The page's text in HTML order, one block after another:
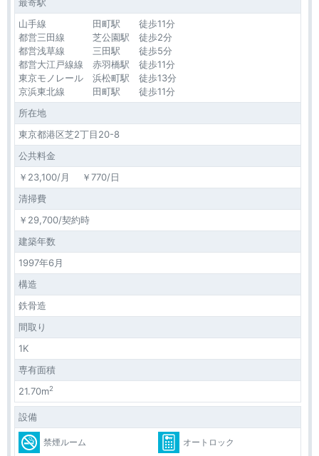
山手線 田町駅 徒歩11分
都営三田線 芝公園駅 徒歩2分
都営浅草線 三田駅 徒歩5分
都営大江戸線線 赤羽橋駅 徒歩11分
東京モノレール 浜松町駅 徒歩13分
京浜東北線 田町駅 徒歩11分
所在地
東京都港区芝2丁目20-8
公共料金
￥23,100/月 ￥770/日
清掃費
￥29,700/契約時
建築年数
1997年6月
構造
鉄骨造
間取り
1K
専有面積
21.70m2
設備
禁煙ルーム オートロック